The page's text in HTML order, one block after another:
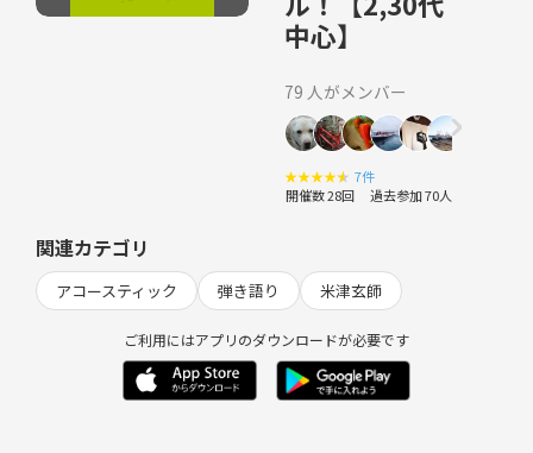
中心】
79 人がメンバー
★★★★★ 7件
開催数 28回 過去参加 70人
関連カテゴリ
アコースティック 弾き語り 米津玄師
ご利用にはアプリのダウンロードが必要です